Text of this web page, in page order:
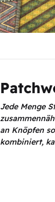
Jede Menge
an Knöpfen
kombiniert,